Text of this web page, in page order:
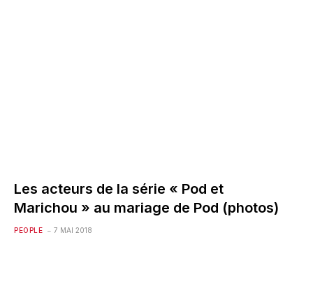
Les acteurs de la série « Pod et
Marichou » au mariage de Pod (photos)
PEOPLE 7 MAI 2018